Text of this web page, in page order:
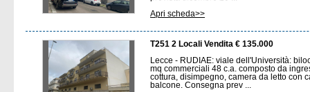
Apri scheda>>
T251 2 Locali Vendita € 135.000
Lecce - RUDIAE: viale dell'Università:
mq commerciali 48 c.a. composto da
cottura, disimpegno, camera da letto con
balcone. Consegna prev ...